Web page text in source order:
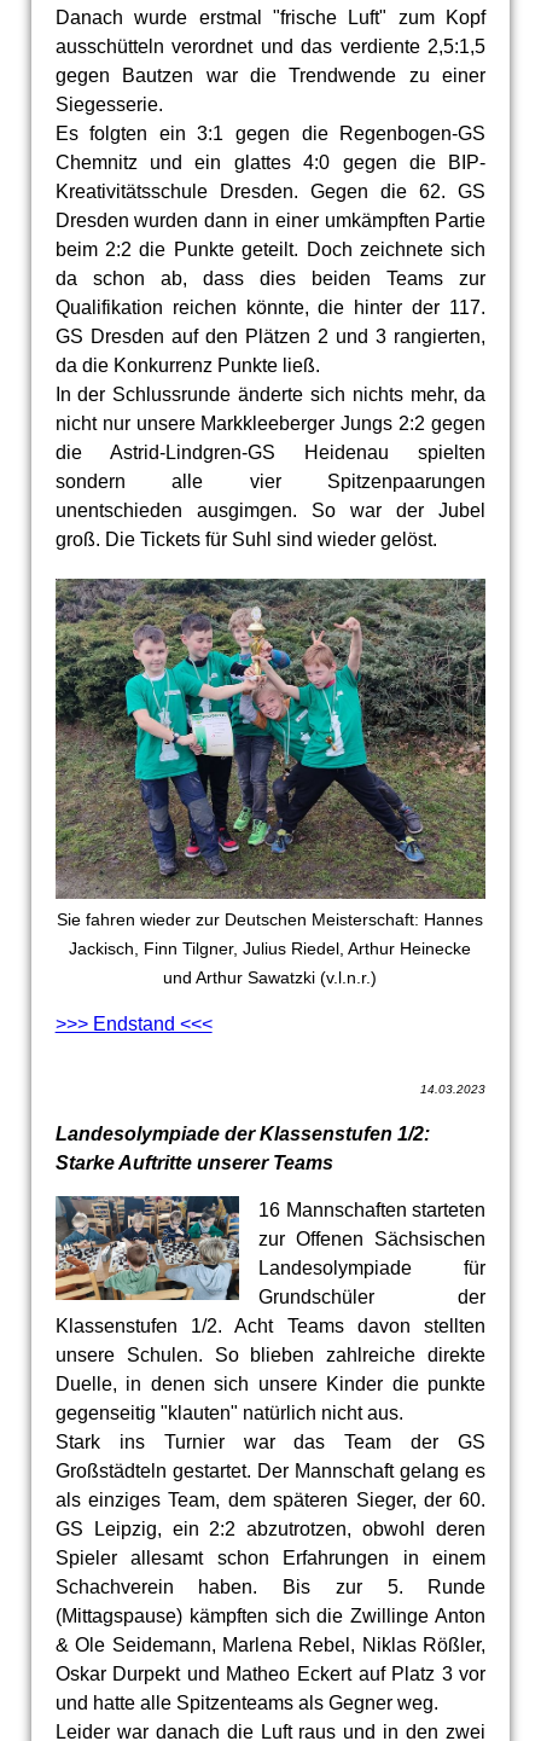
Danach wurde erstmal "frische Luft" zum Kopf
ausschütteln verordnet und das verdiente 2,5:1,5
gegen Bautzen war die Trendwende zu einer
Siegesserie.
Es folgten ein 3:1 gegen die Regenbogen-GS
Chemnitz und ein glattes 4:0 gegen die BIP-
Kreativitätsschule Dresden. Gegen die 62. GS
Dresden wurden dann in einer umkämpften Partie
beim 2:2 die Punkte geteilt. Doch zeichnete sich
da schon ab, dass dies beiden Teams zur
Qualifikation reichen könnte, die hinter der 117.
GS Dresden auf den Plätzen 2 und 3 rangierten,
da die Konkurrenz Punkte ließ.
In der Schlussrunde änderte sich nichts mehr, da
nicht nur unsere Markkleeberger Jungs 2:2 gegen
die Astrid-Lindgren-GS Heidenau spielten
sondern alle vier Spitzenpaarungen
unentschieden ausgimgen. So war der Jubel
groß. Die Tickets für Suhl sind wieder gelöst.
Sie fahren wieder zur Deutschen Meisterschaft: Hannes
Jackisch, Finn Tilgner, Julius Riedel, Arthur Heinecke
und Arthur Sawatzki (v.l.n.r.)
>>> Endstand <<<
14.03.2023
Landesolympiade der Klassenstufen 1/2:
Starke Auftritte unserer Teams
16 Mannschaften starteten
zur Offenen Sächsischen
Landesolympiade für
Grundschüler der
Klassenstufen 1/2. Acht Teams davon stellten
unsere Schulen. So blieben zahlreiche direkte
Duelle, in denen sich unsere Kinder die punkte
gegenseitig "klauten" natürlich nicht aus.
Stark ins Turnier war das Team der GS
Großstädteln gestartet. Der Mannschaft gelang es
als einziges Team, dem späteren Sieger, der 60.
GS Leipzig, ein 2:2 abzutrotzen, obwohl deren
Spieler allesamt schon Erfahrungen in einem
Schachverein haben. Bis zur 5. Runde
(Mittagspause) kämpften sich die Zwillinge Anton
& Ole Seidemann, Marlena Rebel, Niklas Rößler,
Oskar Durpekt und Matheo Eckert auf Platz 3 vor
und hatte alle Spitzenteams als Gegner weg.
Leider war danach die Luft raus und in den zwei